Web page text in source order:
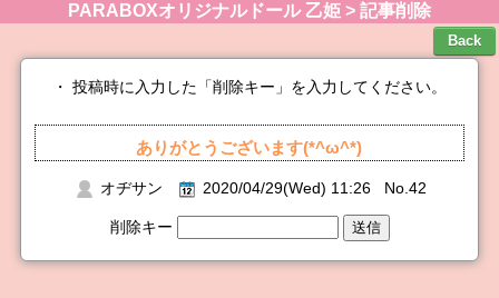
PARABOXオリジナルドール 乙姫 > 記事削除
・ 投稿時に入力した「削除キー」を入力してください。
ありがとうございます(*^ω^*)
オヂサン 2020/04/29(Wed) 11:26 No.42
削除キー